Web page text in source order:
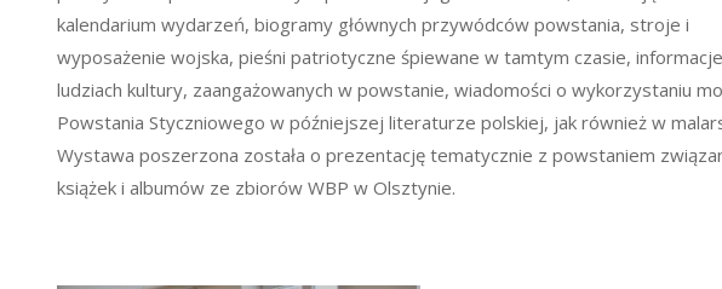
kalendarium wydarzeń, biogramy głównych przywódców powstania, stroje i
wyposażenie wojska, pieśni patriotyczne śpiewane w tamtym czasie,
ludziach kultury, zaangażowanych w powstanie, wiadomości o wykorzystaniu
Powstania Styczniowego w późniejszej literaturze polskiej, jak również w
Wystawa poszerzona została o prezentację tematycznie z powstaniem
książek i albumów ze zbiorów WBP w Olsztynie.